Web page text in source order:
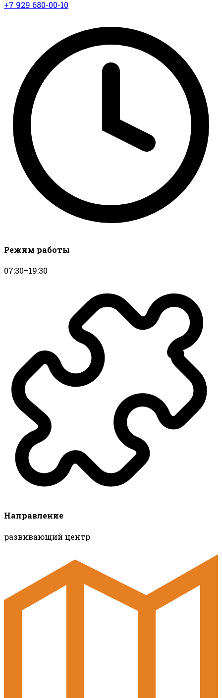
+7 929 680-00-10
Режим работы
07:30–19:30
Направление
развивающий центр